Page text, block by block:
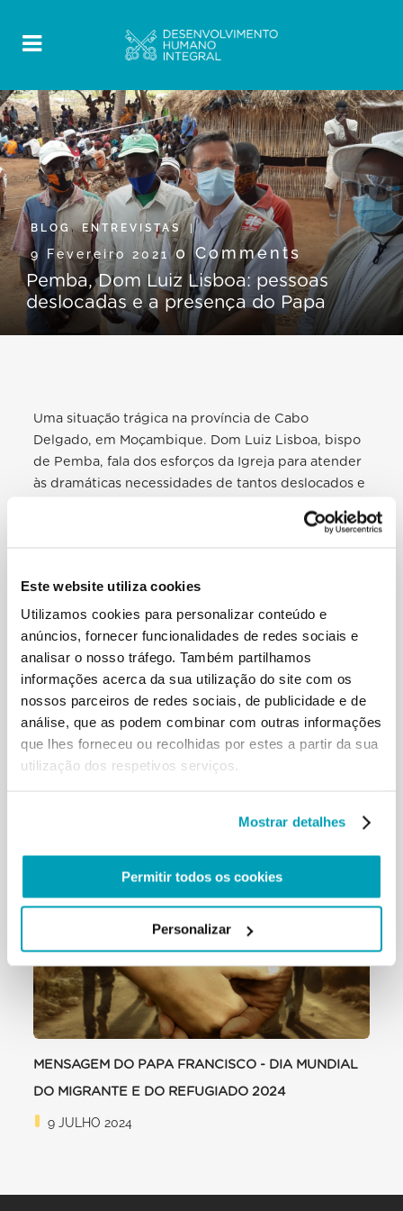
Este website utiliza cookies
Utilizamos cookies para personalizar conteúdo e
anúncios, fornecer funcionalidades de redes sociais e
analisar o nosso tráfego. Também partilhamos
informações acerca da sua utilização do site com os
nossos parceiros de redes sociais, de publicidade e de
análise, que as podem combinar com outras informações
que lhes forneceu ou recolhidas por estes a partir da sua
utilização dos respetivos serviços.
Mostrar detalhes
Permitir todos os cookies
Personalizar
BLOG,ENTREVISTAS
9 Fevereiro 20210 Comments
Pemba, Dom Luiz Lisboa: pessoas
deslocadas e a presença do Papa
Uma situação trágica na província de Cabo
Delgado, em Moçambique. Dom Luiz Lisboa, bispo
de Pemba, fala dos esforços da Igreja para atender
às dramáticas necessidades de tantos deslocados e
acende uma luz de esperança para o futuro.
MENSAGEM DO PAPA FRANCISCO - DIA MUNDIAL
DO MIGRANTE E DO REFUGIADO 2024
9 JULHO 2024